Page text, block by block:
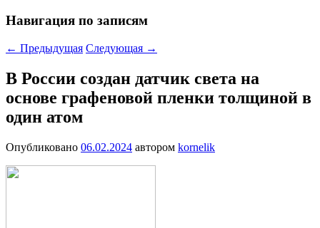
Навигация по записям
← Предыдущая Следующая →
В России создан датчик света на
основе графеновой пленки толщиной в
один атом
Опубликовано 06.02.2024 автором kornelik